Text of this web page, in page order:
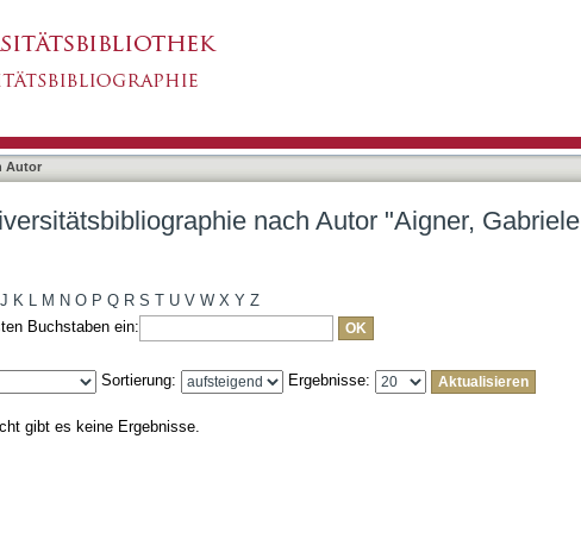
Autor
nach Autor "Aigner, Gabriele
J K L M N O P Q R S T U V W X Y Z
Buchstaben ein:
Sortierung: Ergebnisse:
gibt es keine Ergebnisse.